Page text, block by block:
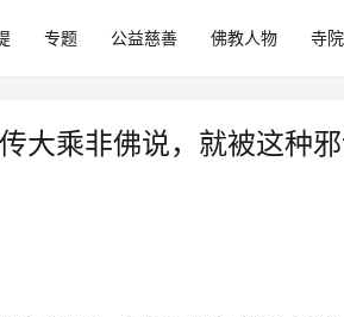
专题 公益慈善 佛教人物 寺
大乘非佛说，就被这种